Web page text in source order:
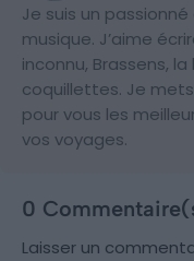
Je suis un
musique. J’aime
inconnu, Brassens,
coquillettes. Je
pour vous les
vos voyages.
0
Laisser un